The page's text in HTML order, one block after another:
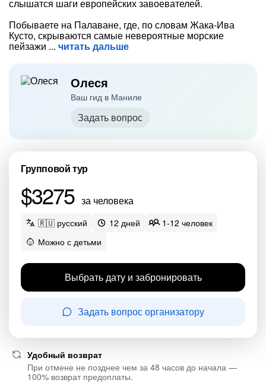
слышатся шаги европейских завоевателей.
Побываете на Палаване, где, по словам Жака-Ива
Кусто, скрываются самые невероятные морские
пейзажи читать дальше
Олеся
Ваш гид в Маниле
Задать вопрос
Групповой тур
$3275 за человека
🇷🇺 русский 12 дней
1-12 человек
Можно с детьми
Выбрать дату и забронировать
Задать вопрос организатору
Удобный возврат
При отмене не позднее чем за 48 часов до начала —
100% возврат предоплаты.